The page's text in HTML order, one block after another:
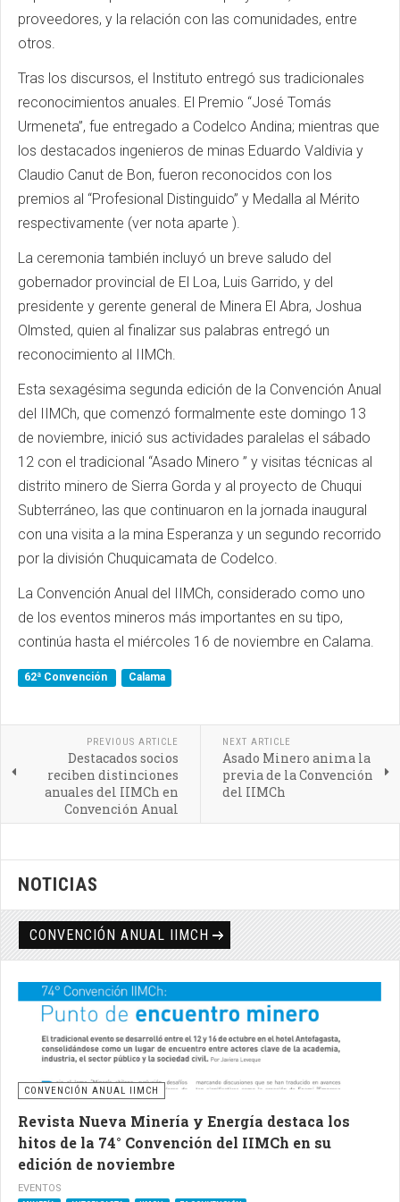
proveedores, y la relación con las comunidades, entre
otros.
Tras los discursos, el Instituto entregó sus tradicionales
reconocimientos anuales. El Premio “José Tomás
Urmeneta”, fue entregado a Codelco Andina; mientras que
los destacados ingenieros de minas Eduardo Valdivia y
Claudio Canut de Bon, fueron reconocidos con los
premios al “Profesional Distinguido” y Medalla al Mérito
respectivamente (ver nota aparte ).
La ceremonia también incluyó un breve saludo del
gobernador provincial de El Loa, Luis Garrido, y del
presidente y gerente general de Minera El Abra, Joshua
Olmsted, quien al finalizar sus palabras entregó un
reconocimiento al IIMCh.
Esta sexagésima segunda edición de la Convención Anual
del IIMCh, que comenzó formalmente este domingo 13
de noviembre, inició sus actividades paralelas el sábado
12 con el tradicional “Asado Minero ” y visitas técnicas al
distrito minero de Sierra Gorda y al proyecto de Chuqui
Subterráneo, las que continuaron en la jornada inaugural
con una visita a la mina Esperanza y un segundo recorrido
por la división Chuquicamata de Codelco.
La Convención Anual del IIMCh, considerado como uno
de los eventos mineros más importantes en su tipo,
continúa hasta el miércoles 16 de noviembre en Calama.
62ª Convención Calama
PREVIOUS ARTICLE
Destacados socios
reciben distinciones
anuales del IIMCh en
Convención Anual
NEXT ARTICLE
Asado Minero anima la
previa de la Convención
del IIMCh
NOTICIAS
CONVENCIÓN ANUAL IIMCH
CONVENCIÓN ANUAL IIMCH
Revista Nueva Minería y Energía destaca los
hitos de la 74° Convención del IIMCh en su
edición de noviembre
EVENTOS